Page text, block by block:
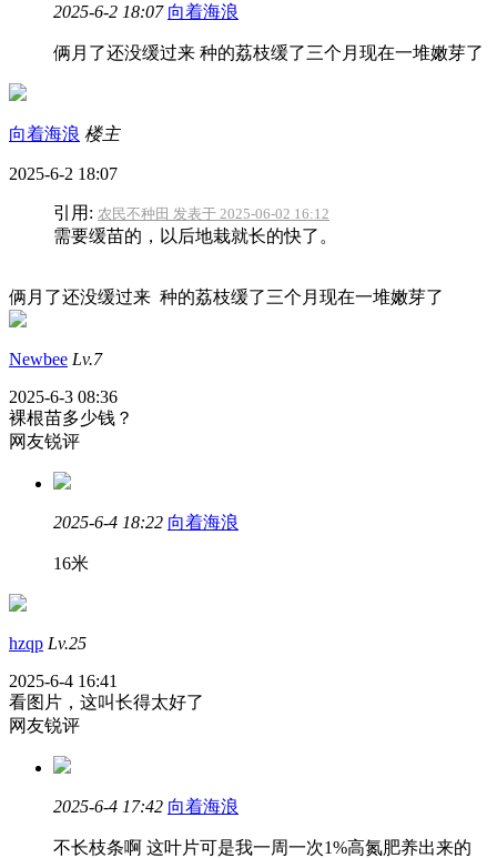
2025-6-2 18:07 向着海浪
俩月了还没缓过来 种的荔枝缓了三个月现在一堆嫩芽了
向着海浪 楼主
2025-6-2 18:07
引用: 农民不种田 发表于 2025-06-02 16:12
需要缓苗的，以后地栽就长的快了。
俩月了还没缓过来 种的荔枝缓了三个月现在一堆嫩芽了
Newbee Lv.7
2025-6-3 08:36
裸根苗多少钱？
网友锐评
2025-6-4 18:22 向着海浪
16米
hzqp Lv.25
2025-6-4 16:41
看图片，这叫长得太好了
网友锐评
2025-6-4 17:42 向着海浪
不长枝条啊 这叶片可是我一周一次1%高氮肥养出来的